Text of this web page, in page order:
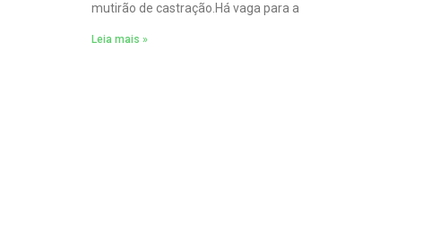
mutirão de castração.Há vaga para a
Leia mais »